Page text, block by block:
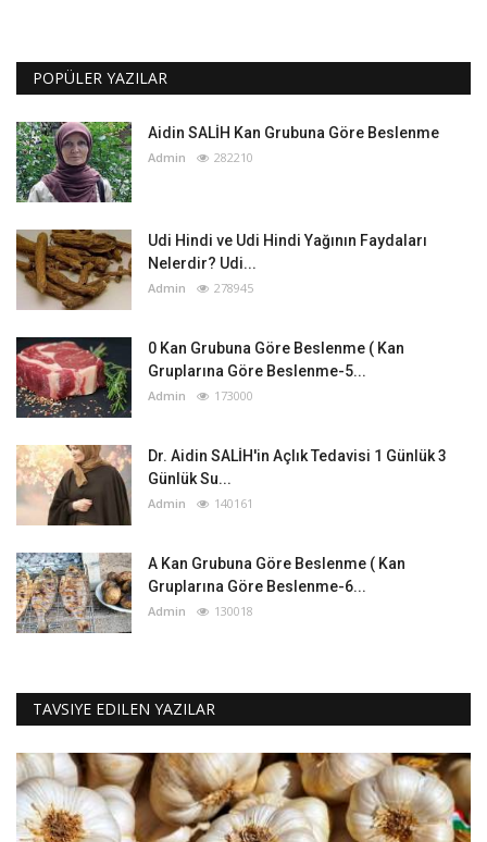
POPÜLER YAZILAR
Aidin SALİH Kan Grubuna Göre Beslenme
Admin 282210
Udi Hindi ve Udi Hindi Yağının Faydaları
Nelerdir? Udi...
Admin 278945
0 Kan Grubuna Göre Beslenme ( Kan
Gruplarına Göre Beslenme-5...
Admin 173000
Dr. Aidin SALİH'in Açlık Tedavisi 1 Günlük 3
Günlük Su...
Admin 140161
A Kan Grubuna Göre Beslenme ( Kan
Gruplarına Göre Beslenme-6...
Admin 130018
TAVSIYE EDILEN YAZILAR